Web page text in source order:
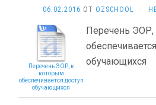
06.02.2016 ОТ OZSCHOOL ·
Перечень ЭОР, к
которым
обеспечивается доступ
обучающихся
Перечень
обучающихся